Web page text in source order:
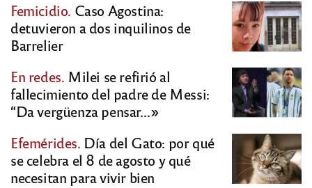
Femicidio. Caso Agostina:
detuvieron a dos inquilinos de
Barrelier
En redes. Milei se refirió al
fallecimiento del padre de Messi:
“Da vergüenza pensar…»
Efemérides. Día del Gato: por qué
se celebra el 8 de agosto y qué
necesitan para vivir bien